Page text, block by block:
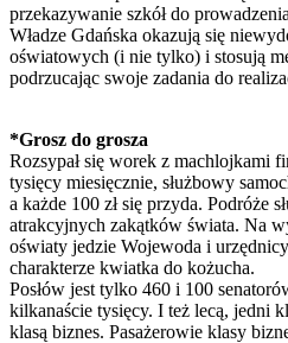
przekazywanie szkół do
Władze Gdańska okazują się
oświatowych (i nie tylko) i stosują
podrzucając swoje zadania do
*Grosz do grosza
Rozsypał się worek z machlojkami
tysięcy miesięcznie, służbowy
a każde 100 zł się przyda. Podróże
atrakcyjnych zakątków świata. Na
oświaty jedzie Wojewoda i
charakterze kwiatka do kożucha.
Posłów jest tylko 460 i 100
kilkanaście tysięcy. I też lecą, jedni
klasą biznes. Pasażerowie klasy